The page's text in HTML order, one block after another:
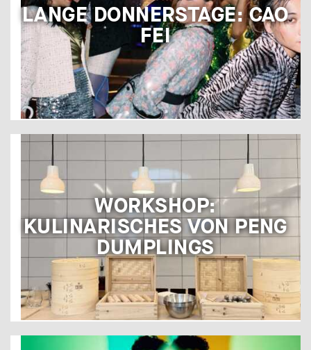
LANGE DONNERSTAGE: CAO
FEI
WORKSHOP:
KULINARISCHES VON PENG
DUMPLINGS